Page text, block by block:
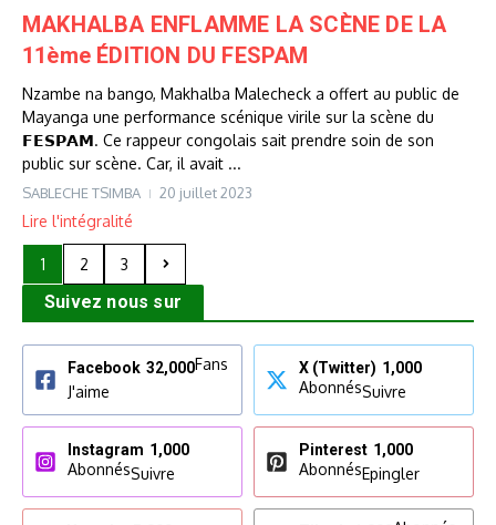
MAKHALBA ENFLAMME LA SCÈNE DE LA
11ème ÉDITION DU FESPAM
Nzambe na bango, Makhalba Malecheck a offert au public de
Mayanga une performance scénique virile sur la scène du
𝗙𝗘𝗦𝗣𝗔𝗠. Ce rappeur congolais sait prendre soin de son
public sur scène. Car, il avait ...
SABLECHE TSIMBA 20 juillet 2023
Lire l'intégralité
1 2 3
Suivez nous sur
Facebook 32,000Fans
J'aime
X (Twitter) 1,000
AbonnésSuivre
Instagram 1,000
AbonnésSuivre
Pinterest 1,000
AbonnésEpingler